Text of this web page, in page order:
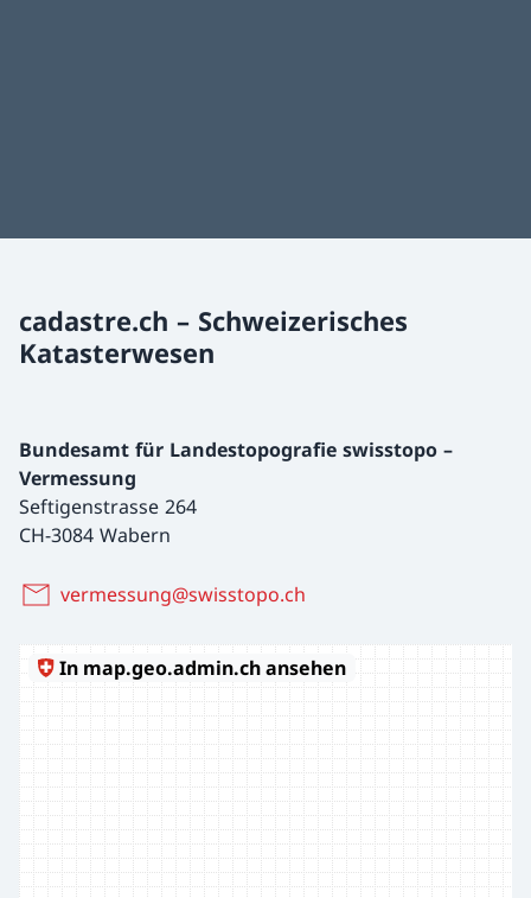
cadastre.ch – Schweizerisches
Katasterwesen
Bundesamt für Landestopografie swisstopo –
Vermessung
Seftigenstrasse 264
CH-3084 Wabern
vermessung@swisstopo.ch